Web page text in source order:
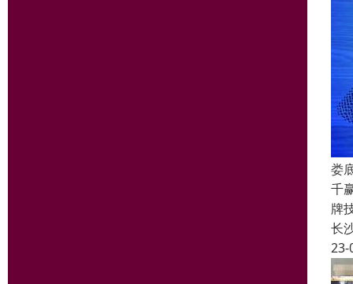
娄
千
牌
长
23-